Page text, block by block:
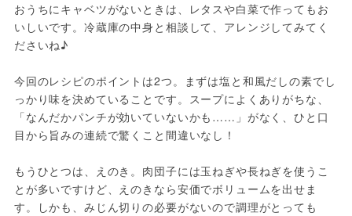
おうちにキャベツがないときは、レタスや白菜で作ってもお
いしいです。冷蔵庫の中身と相談して、アレンジしてみてく
ださいね♪
今回のレシピのポイントは2つ。まずは塩と和風だしの素でし
っかり味を決めていることです。スープによくありがちな、
「なんだかパンチが効いていないかも……」がなく、ひと口
目から旨みの連続で驚くこと間違いなし！
もうひとつは、えのき。肉団子には玉ねぎや長ねぎを使うこ
とが多いですけど、えのきなら安価でボリュームを出せま
す。しかも、みじん切りの必要がないので調理がとっても